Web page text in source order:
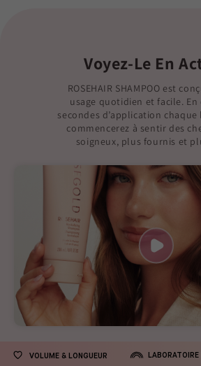
Voyez-Le En
ROSEHAIR SHAMPOO est
usage quotidien et facile. En
secondes d’application chaque
commencerez à sentir des
soigneux, plus fournis et
VOLUME & LONGUEUR